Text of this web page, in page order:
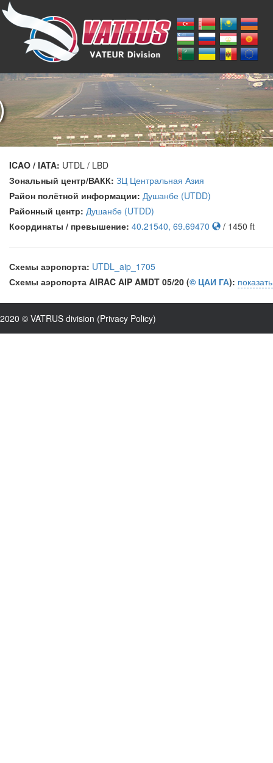
ICAO / IATA: UTDL / LBD
Зональный центр/ВАКК: ЗЦ Центральная Азия
Район полётной информации: Душанбе (UTDD)
Районный центр: Душанбе (UTDD)
Координаты / превышение: 40.21540, 69.69470 / 1450 ft
Схемы аэропорта: UTDL_aip_1705
Схемы аэропорта AIRAC AIP AMDT 05/20 (© ЦАИ ГА):
2020 © VATRUS division (Privacy Policy)